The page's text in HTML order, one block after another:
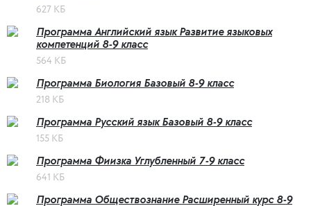
627 КБ
Программа Английский язык Развитие языковых
компетенций 8-9 класс
564 КБ
Программа Биология Базовый 8-9 класс
218 КБ
Программа Русский язык Базовый 8-9 класс
155 КБ
Программа Фиизка Углубленный 7-9 класс
641 КБ
Программа Обществознание Расширенный курс 8-9